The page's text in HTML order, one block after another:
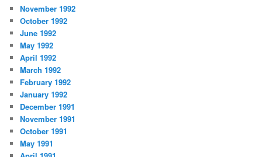
November 1992
October 1992
June 1992
May 1992
April 1992
March 1992
February 1992
January 1992
December 1991
November 1991
October 1991
May 1991